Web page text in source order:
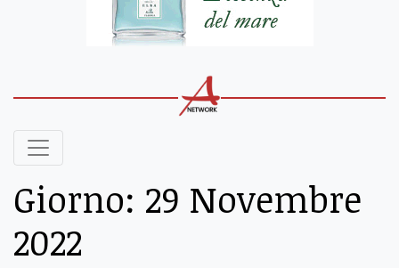
Giorno: 29 Novembre
2022